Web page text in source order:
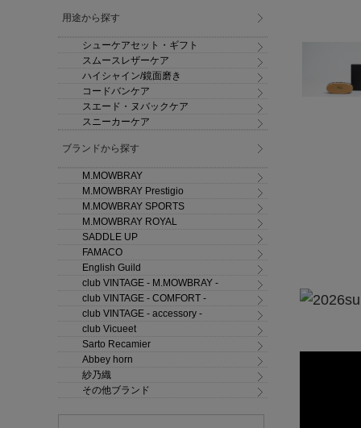
用途から探す
シューケアセット・ギフト
スムースレザーケア
ハイシャイン/鏡面磨き
コードバンケア
スエード・ヌバックケア
スニーカーケア
ブランドから探す
M.MOWBRAY
M.MOWBRAY Prestigio
M.MOWBRAY SPORTS
M.MOWBRAY ROYAL
SADDLE UP
FAMACO
English Guild
club VINTAGE - M.MOWBRAY -
club VINTAGE - COMFORT -
club VINTAGE - accessory -
club Vicueet
Sarto Recamier
Abbey horn
紗乃織
その他ブランド